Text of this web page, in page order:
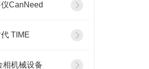
CanNeed
TIME
相机械设备